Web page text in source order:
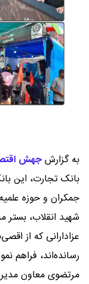
به گزارشجهش
بانک تجارت، این
جمکران و حوزه
شهید انقلاب، بستر
عزادارانی که از
رسانده‌اند، فراهم
مرتضوی معاون